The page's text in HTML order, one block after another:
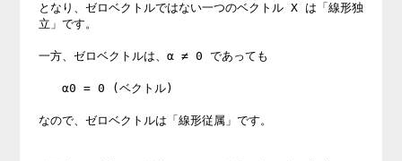
となり、ゼロベクトルではない一つのベクトル X は「線形独
立」です。
一方、ゼロベクトルは、α ≠ 0 であっても
α0 = 0 (ベクトル)
なので、ゼロベクトルは「線形従属」です。